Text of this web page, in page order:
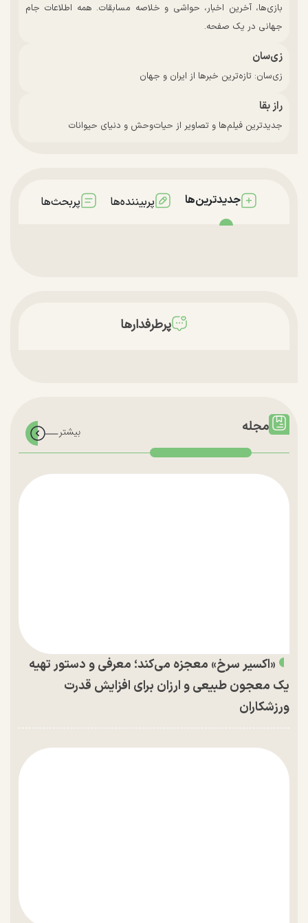
بازی‌ها، آخرین اخبار، حواشی و خلاصه مسابقات. همه اطلاعات جام
جهانی در یک صفحه.
زی‌سان
زی‌سان: تازه‌ترین خبرها از ایران و جهان
راز بقا
جدیدترین فیلم‌ها و تصاویر از حیات‌وحش و دنیای حیوانات
جدیدترین‌ها پربیننده‌ها پربحث‌ها
پرطرفدارها
مجله
«اکسیر سرخ» معجزه می‌کند؛ معرفی و دستور تهیه
یک معجون طبیعی و ارزان برای افزایش قدرت
ورزشکاران